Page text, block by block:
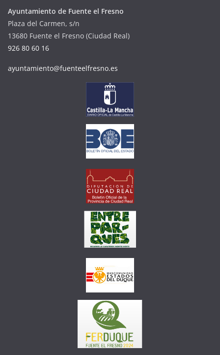
Ayuntamiento de Fuente el Fresno
Plaza del Carmen, s/n
13680 Fuente el Fresno (Ciudad Real)
926 80 60 16
ayuntamiento@fuenteelfresno.es